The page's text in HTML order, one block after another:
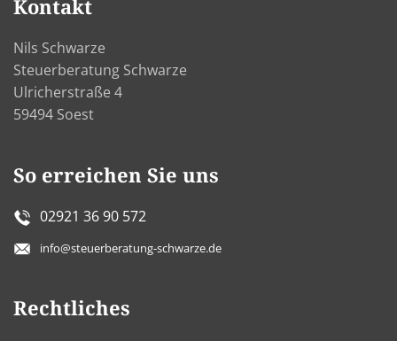
Kontakt
Nils Schwarze
Steuerberatung Schwarze
Ulricherstraße 4
59494 Soest
So erreichen Sie uns
02921 36 90 572
info@steuerberatung-schwarze.de
Rechtliches